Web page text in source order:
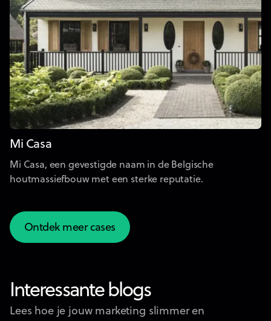
Mi Casa
Mi Casa, een gevestigde naam in de Belgische
houtmassiefbouw met een sterke reputatie.
Ontdek meer cases
Ontdek meer cases
Interessante blogs
Lees hoe je jouw marketing slimmer en